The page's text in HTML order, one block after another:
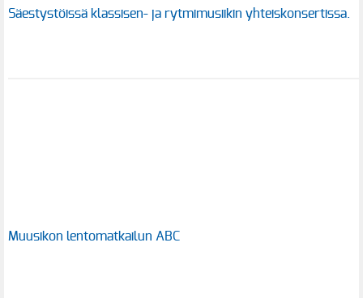
Säestystöissä klassisen- ja rytmimusiikin yhteiskonsertissa.
Muusikon lentomatkailun ABC